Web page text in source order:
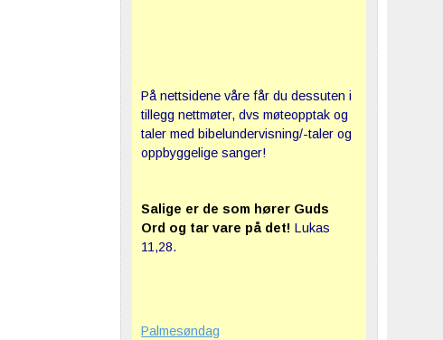
På nettsidene våre får du dessuten i
tillegg nettmøter, dvs møteopptak og
taler med bibelundervisning/-taler og
oppbyggelige sanger!
Salige er de som hører Guds
Ord og tar vare på det! Lukas
11,28.
Palmesøndag